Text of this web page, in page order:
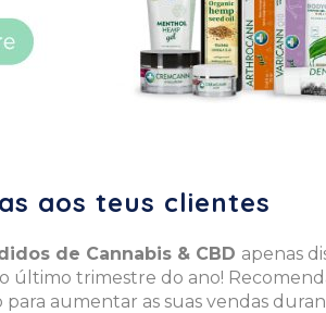
aos teus clientes
de Cannabis & CBD apenas
último trimestre do ano!
aumentar as suas vendas